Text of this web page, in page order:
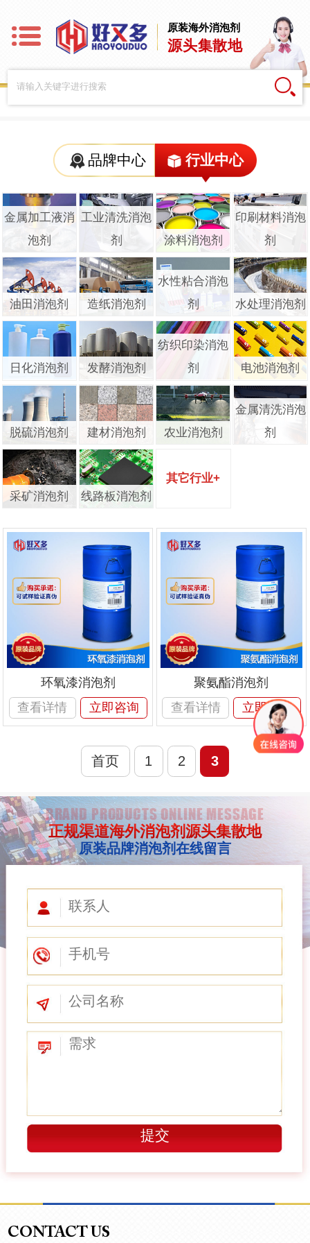
原装海外消泡剂
源头集散地
品牌中心 行业中心
金属加工液消
泡剂
工业清洗消泡
剂
涂料消泡剂
印刷材料消泡
剂
油田消泡剂 造纸消泡剂
水性粘合消泡
剂
水处理消泡剂
日化消泡剂 发酵消泡剂
纺织印染消泡
剂
电池消泡剂
脱硫消泡剂 建材消泡剂 农业消泡剂
金属清洗消泡
剂
采矿消泡剂 线路板消泡剂
其它行业+
环氧漆消泡剂
查看详情
立即咨询
聚氨酯消泡剂
查看详情
立即咨询
首页 1 2 3
BRAND PRODUCTS ONLINE MESSAGE
正规渠道海外消泡剂源头集散地
原装品牌消泡剂在线留言
CONTACT US